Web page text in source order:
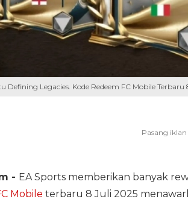
Defining Legacies. Kode Redeem FC Mobile Terbaru
- EA Sports memberikan banyak
Mobile terbaru 8 Juli 2025